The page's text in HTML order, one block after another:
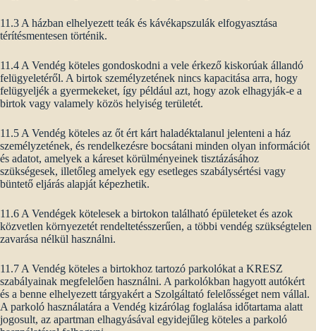
11.3 A házban elhelyezett teák és kávékapszulák elfogyasztása
térítésmentesen történik.
11.4 A Vendég köteles gondoskodni a vele érkező kiskorúak állandó
felügyeletéről. A birtok személyzetének nincs kapacitása arra, hogy
felügyeljék a gyermekeket, így például azt, hogy azok elhagyják-e a
birtok vagy valamely közös helyiség területét.
11.5 A Vendég köteles az őt ért kárt haladéktalanul jelenteni a ház
személyzetének, és rendelkezésre bocsátani minden olyan információt
és adatot, amelyek a káreset körülményeinek tisztázásához
szükségesek, illetőleg amelyek egy esetleges szabálysértési vagy
büntető eljárás alapját képezhetik.
11.6 A Vendégek kötelesek a birtokon található épületeket és azok
közvetlen környezetét rendeltetésszerűen, a többi vendég szükségtelen
zavarása nélkül használni.
11.7 A Vendég köteles a birtokhoz tartozó parkolókat a KRESZ
szabályainak megfelelően használni. A parkolókban hagyott autókért
és a benne elhelyezett tárgyakért a Szolgáltató felelősséget nem vállal.
A parkoló használatára a Vendég kizárólag foglalása időtartama alatt
jogosult, az apartman elhagyásával egyidejűleg köteles a parkoló